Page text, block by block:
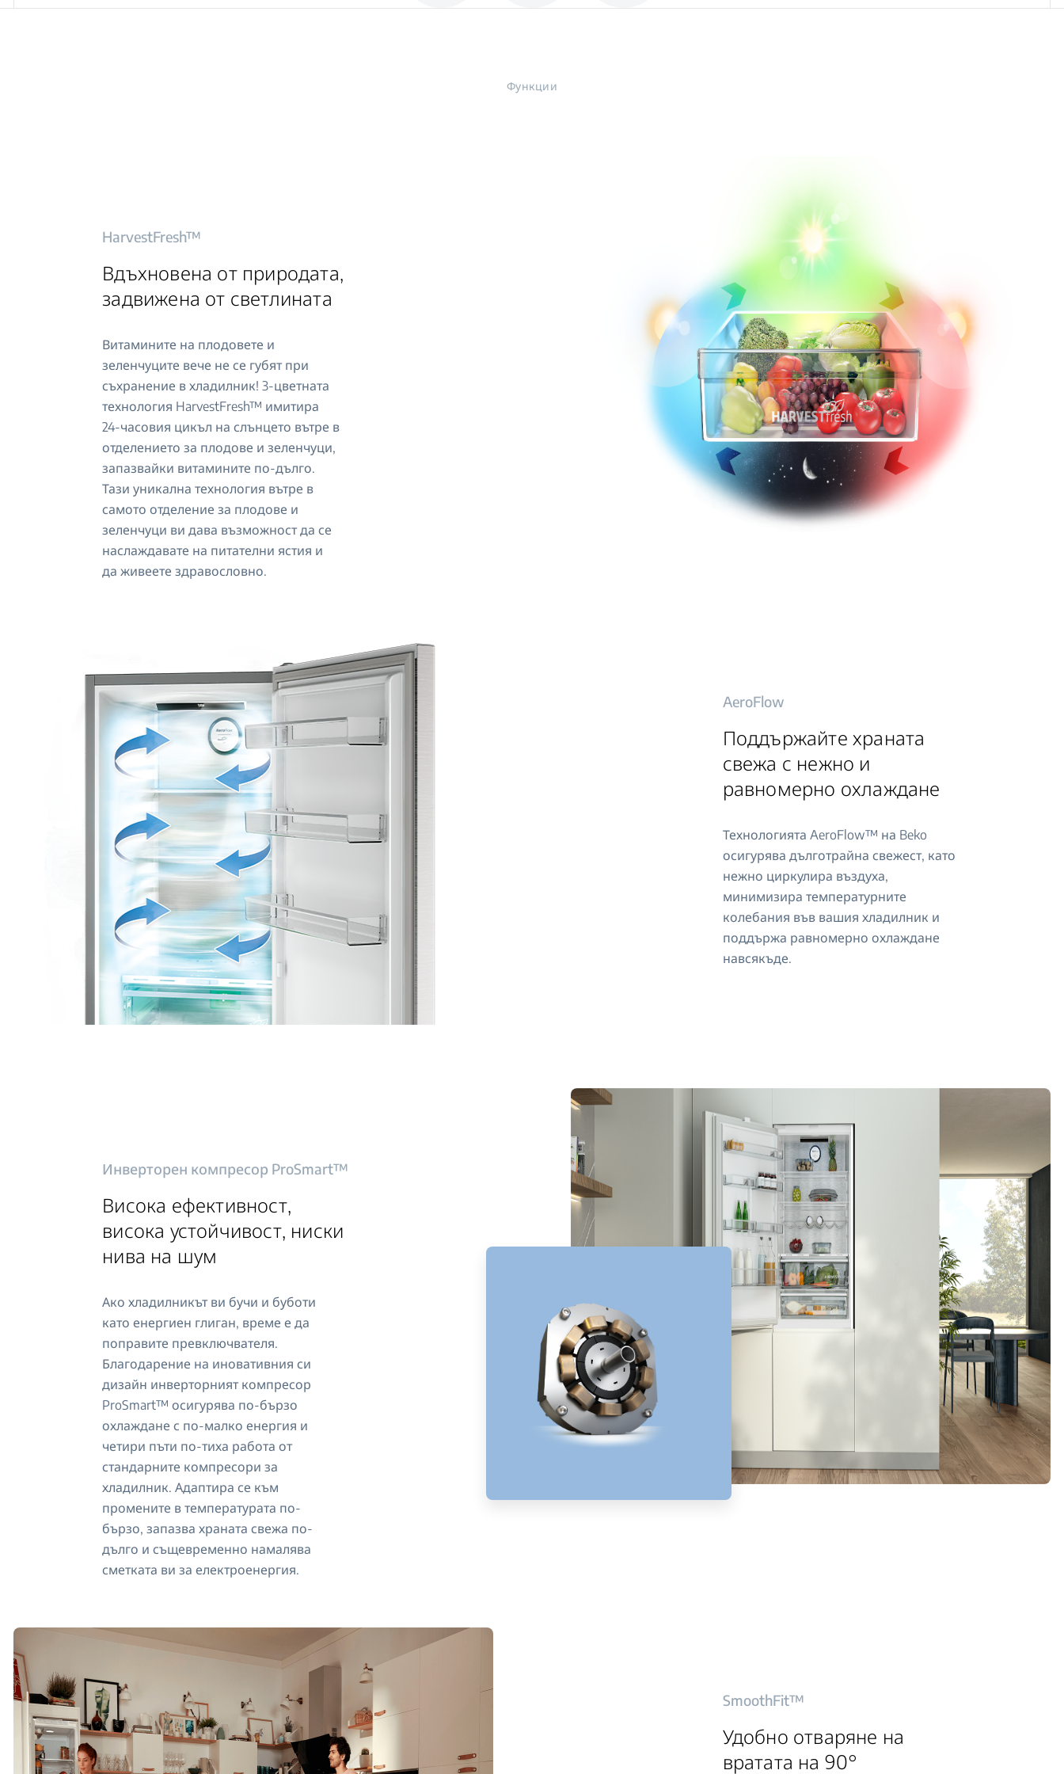
Функции
HarvestFresh™
Вдъхновена от природата,
задвижена от светлината
Витамините на плодовете и
зеленчуците вече не се губят при
съхранение в хладилник! 3-цветната
технология HarvestFresh™ имитира
24-часовия цикъл на слънцето вътре в
отделението за плодове и зеленчуци,
запазвайки витамините по-дълго.
Тази уникална технология вътре в
самото отделение за плодове и
зеленчуци ви дава възможност да се
наслаждавате на питателни ястия и
да живеете здравословно.
AeroFlow
Поддържайте храната
свежа с нежно и
равномерно охлаждане
Технологията AeroFlow™ на Beko
осигурява дълготрайна свежест, като
нежно циркулира въздуха,
минимизира температурните
колебания във вашия хладилник и
поддържа равномерно охлаждане
навсякъде.
Инверторен компресор ProSmart™
Висока ефективност,
висока устойчивост, ниски
нива на шум
Ако хладилникът ви бучи и буботи
като енергиен глиган, време е да
поправите превключвателя.
Благодарение на иновативния си
дизайн инверторният компресор
ProSmart™ осигурява по-бързо
охлаждане с по-малко енергия и
четири пъти по-тиха работа от
стандарните компресори за
хладилник. Адаптира се към
промените в температурата по-
бързо, запазва храната свежа по-
дълго и същевременно намалява
сметката ви за електроенергия.
SmoothFit™
Удобно отваряне на
вратата на 90°